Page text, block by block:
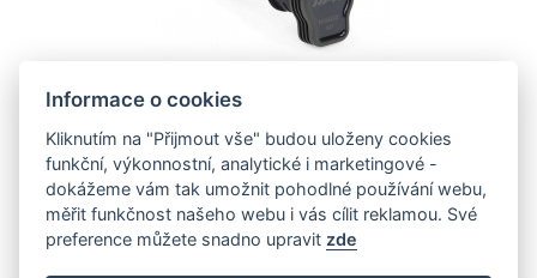
Informace o cookies
Kliknutím na "Přijmout vše" budou uloženy cookies
funkční, výkonnostní, analytické i marketingové -
dokážeme vám tak umožnit pohodlné používání webu,
měřit funkčnost našeho webu i vás cílit reklamou. Své
preference můžete snadno upravit zde
1 290Kč
Skladem více než 5 Ks